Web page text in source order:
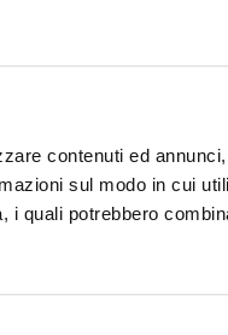
contenuti ed
sul modo in cui
i quali potrebbero